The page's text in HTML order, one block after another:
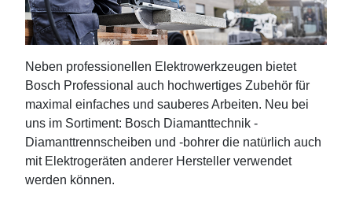
Neben professionellen Elektrowerkzeugen bietet
Bosch Professional auch hochwertiges Zubehör für
maximal einfaches und sauberes Arbeiten. Neu bei
uns im Sortiment: Bosch Diamanttechnik -
Diamanttrennscheiben und -bohrer die natürlich auch
mit Elektrogeräten anderer Hersteller verwendet
werden können.